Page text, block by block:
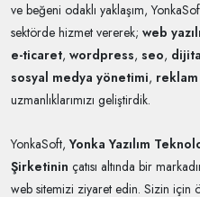
ve beğeni odaklı yaklaşım,
sektörde hizmet vererek; web
e-ticaret, wordpress, seo,
sosyal medya yönetimi,
uzmanlıklarımızı geliştirdik.
YonkaSoft,Yonka Yazılım
Şirketinin çatısı altında bir
web sitemizi ziyaret edin. Sizin